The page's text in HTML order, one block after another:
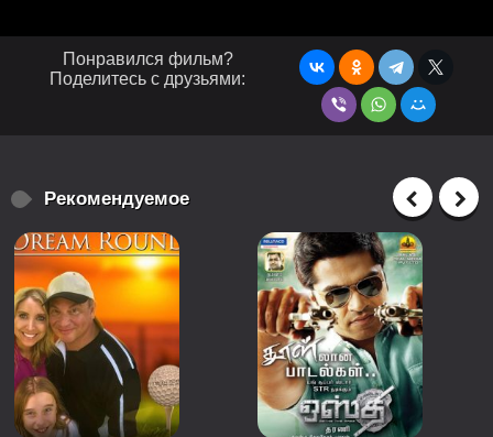
Понравился фильм?
Поделитесь с друзьями:
Рекомендуемое